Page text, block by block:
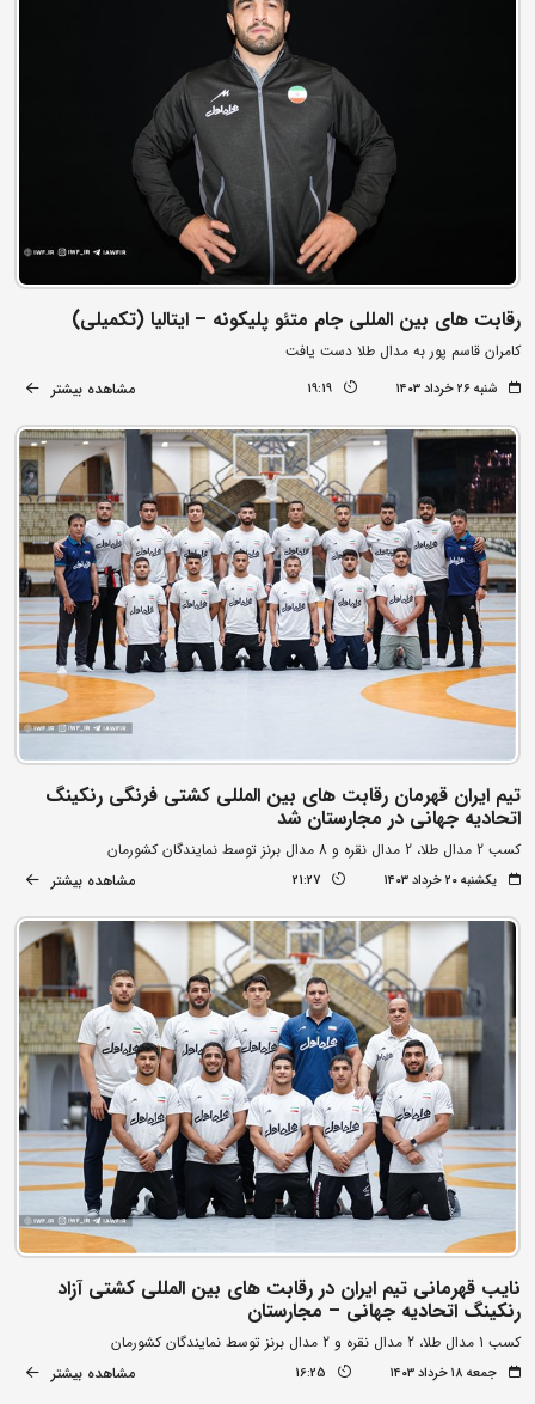
رقابت های بین المللی جام متئو پلیکونه – ایتالیا (تکمیلی)
کامران قاسم پور به مدال طلا دست یافت
شنبه ۲۶ خرداد ۱۴۰۳ 19:19 مشاهده بیشتر
تیم ایران قهرمان رقابت های بین المللی کشتی فرنگی رنکینگ
اتحادیه جهانی در مجارستان شد
کسب 2 مدال طلا، 2 مدال نقره و 8 مدال برنز توسط نمایندگان کشورمان
یکشنبه ۲۰ خرداد ۱۴۰۳ 21:27 مشاهده بیشتر
نایب قهرمانی تیم ایران در رقابت های بین المللی کشتی آزاد
رنکینگ اتحادیه جهانی – مجارستان
کسب 1 مدال طلا، 2 مدال نقره و 2 مدال برنز توسط نمایندگان کشورمان
جمعه ۱۸ خرداد ۱۴۰۳ 16:25 مشاهده بیشتر